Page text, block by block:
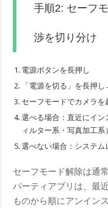
手順2: セーフ
渉を切り分け
電源ボタンを長押し
「電源を切る」を長押
セーフモードでカメラ
選べる場合：直近にイ
ィルター系・写真加工
選べない場合：システム
セーフモード解除は通
パーティアプリは、最
ものから順にアンイン